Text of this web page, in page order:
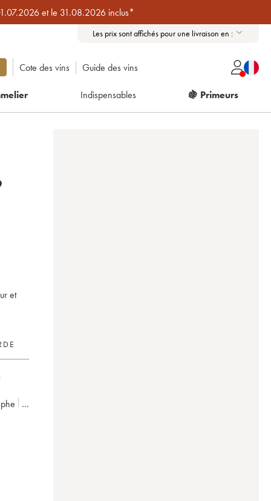
et le 31.08.2026 inclus*
Les prix sont affichés pour une livraison en :
Cote des vins Guide des vins
Indispensables 🍇 Primeurs
et